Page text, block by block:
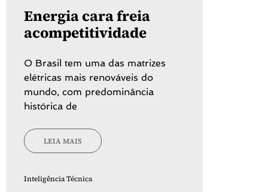
Energia cara freia
acompetitividade
O Brasil tem uma das matrizes
elétricas mais renováveis do
mundo, com predominância
histórica de
LEIA MAIS
Inteligência Técnica